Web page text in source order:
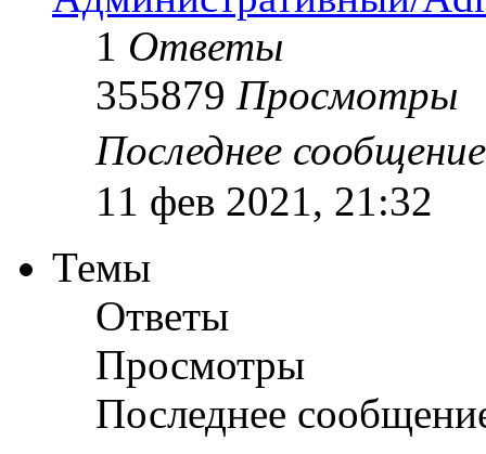
1 Ответы
355879 Просмотры
Последнее
11 фев 2021, 21:32
Темы
Ответы
Просмотры
Последнее